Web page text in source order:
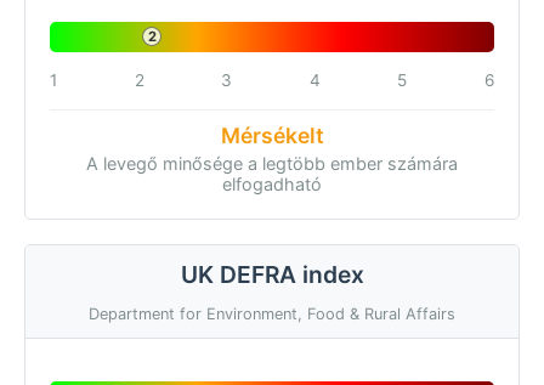
2
1 2 3 4 5 6
Mérsékelt
A levegő minősége a legtöbb ember számára
elfogadható
UK DEFRA index
Department for Environment, Food & Rural Affairs